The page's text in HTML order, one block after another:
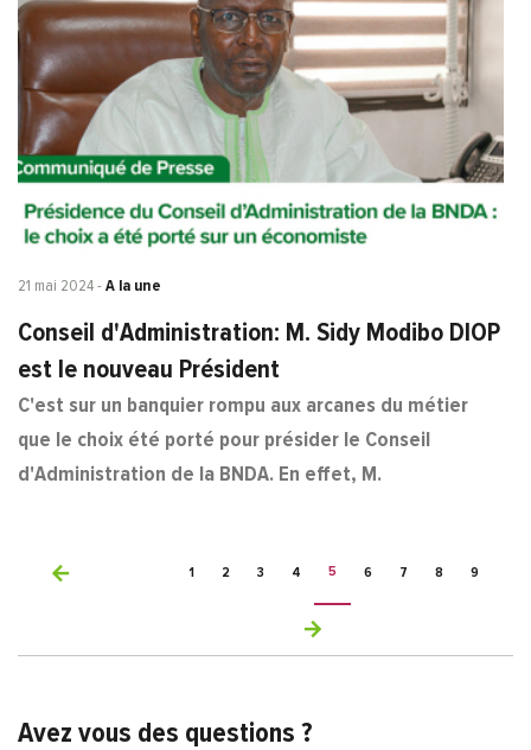
21 mai 2024 - A la une
Conseil d'Administration: M. Sidy Modibo DIOP
est le nouveau Président
C'est sur un banquier rompu aux arcanes du métier
que le choix été porté pour présider le Conseil
d'Administration de la BNDA. En effet, M.
1 2 3 4 5 6 7 8 9
Avez vous des questions ?